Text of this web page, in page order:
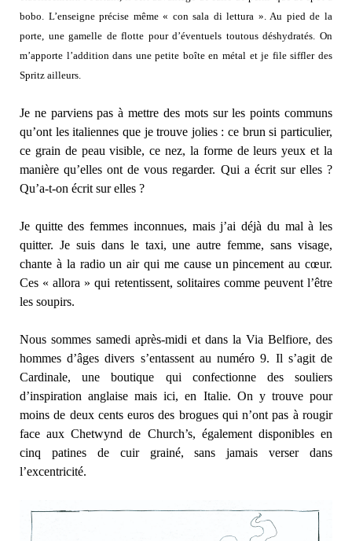
bobo. L’enseigne précise même « con sala di lettura ». Au pied de la
porte, une gamelle de flotte pour d’éventuels toutous déshydratés. On
m’apporte l’addition dans une petite boîte en métal et je file siffler des
Spritz ailleurs.
Je ne parviens pas à mettre des mots sur les points communs
qu’ont les italiennes que je trouve jolies : ce brun si particulier,
ce grain de peau visible, ce nez, la forme de leurs yeux et la
manière qu’elles ont de vous regarder. Qui a écrit sur elles ?
Qu’a-t-on écrit sur elles ?
Je quitte des femmes inconnues, mais j’ai déjà du mal à les
quitter. Je suis dans le taxi, une autre femme, sans visage,
chante à la radio un air qui me cause un pincement au cœur.
Ces « allora » qui retentissent, solitaires comme peuvent l’être
les soupirs.
Nous sommes samedi après-midi et dans la Via Belfiore, des
hommes d’âges divers s’entassent au numéro 9. Il s’agit de
Cardinale, une boutique qui confectionne des souliers
d’inspiration anglaise mais ici, en Italie. On y trouve pour
moins de deux cents euros des brogues qui n’ont pas à rougir
face aux Chetwynd de Church’s, également disponibles en
cinq patines de cuir grainé, sans jamais verser dans
l’excentricité.